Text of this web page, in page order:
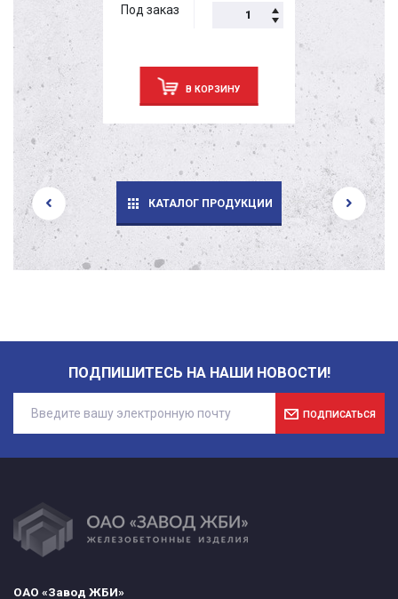
Под заказ
В КОРЗИНУ
КАТАЛОГ ПРОДУКЦИИ
ПОДПИШИТЕСЬ НА НАШИ НОВОСТИ!
ПОДПИСАТЬСЯ
ОАО «Завод ЖБИ»